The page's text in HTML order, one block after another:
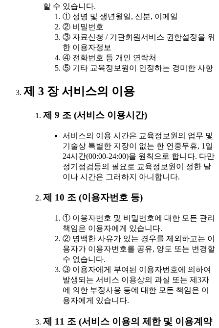
할 수 있습니다.
① 성명 및 생년월일, 신분, 이메일
② 비밀번호
③ 자료신청 / 기관회원서비스 권한설정을 위
한 이용자정보
④ 전화번호 등 개인 연락처
⑤ 기타 교육정보원이 인정하는 경미한 사항
제 3 장 서비스의 이용
제 9 조 (서비스 이용시간)
서비스의 이용 시간은 교육정보원의 업무 및
기술상 특별한 지장이 없는 한 연중무휴, 1일
24시간(00:00-24:00)을 원칙으로 합니다. 다만
정기점검등의 필요로 교육정보원이 정한 날
이나 시간은 그러하지 아니합니다.
제 10 조 (이용자번호 등)
① 이용자번호 및 비밀번호에 대한 모든 관리
책임은 이용자에게 있습니다.
② 명백한 사유가 있는 경우를 제외하고는 이
용자가 이용자번호를 공유, 양도 또는 변경할
수 없습니다.
③ 이용자에게 부여된 이용자번호에 의하여
발생되는 서비스 이용상의 과실 또는 제3자
에 의한 부정사용 등에 대한 모든 책임은 이
용자에게 있습니다.
제 11 조 (서비스 이용의 제한 및 이용계약